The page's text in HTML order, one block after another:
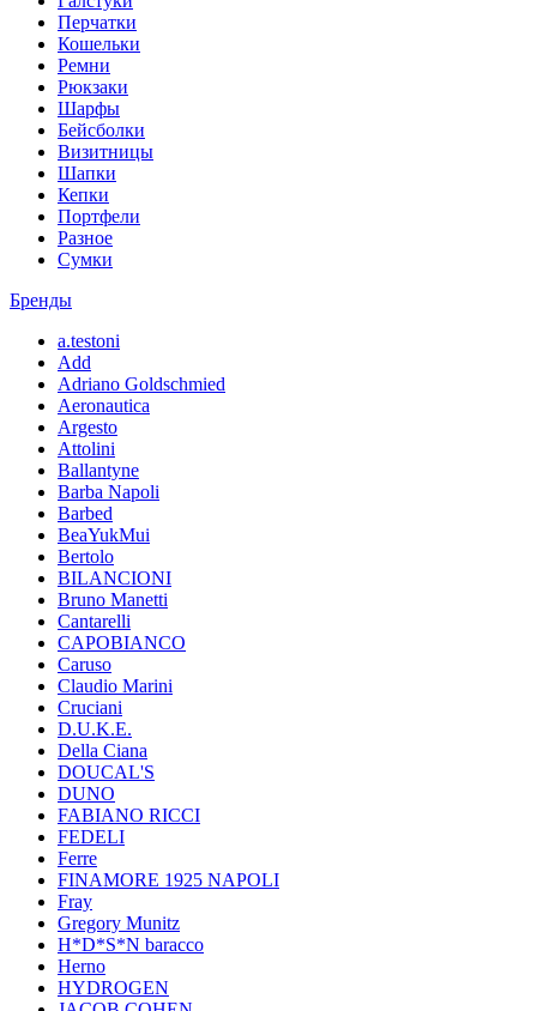
Перчатки
Кошельки
Ремни
Рюкзаки
Шарфы
Бейсболки
Визитницы
Шапки
Кепки
Портфели
Разное
Сумки
Бренды
a.testoni
Add
Adriano Goldschmied
Aeronautica
Argesto
Attolini
Ballantyne
Barba Napoli
Barbed
BeaYukMui
Bertolo
BILANCIONI
Bruno Manetti
Cantarelli
CAPOBIANCO
Caruso
Claudio Marini
Cruciani
D.U.K.E.
Della Ciana
DOUCAL'S
DUNO
FABIANO RICCI
FEDELI
Ferre
FINAMORE 1925 NAPOLI
Fray
Gregory Munitz
H*D*S*N baracco
Herno
HYDROGEN